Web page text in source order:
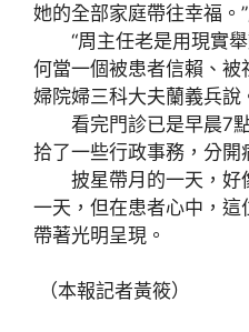
她的全部家庭帶往幸福。
“周主任老是用現實舉
何當一個被患者信賴、被
婦院婦三科大夫蘭義兵說
看完門診已是早晨7點
拾了一些行政事務，分開
披星帶月的一天，好
一天，但在患者心中，
帶著光明呈現。
（本報記者黃筱）